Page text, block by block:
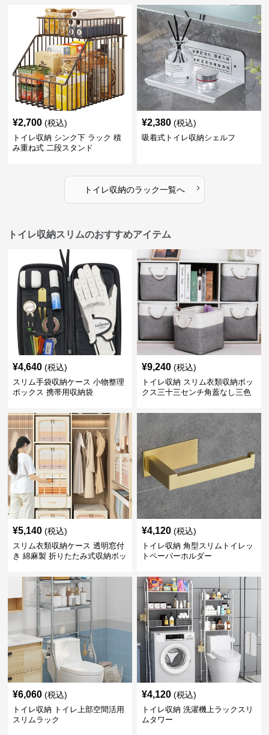
¥2,700 (税込)
トイレ収納 シンク下 ラック 積
み重ね式 二段スタンド
¥2,380 (税込)
吸着式トイレ収納シェルフ
トイレ収納のラック一覧へ ›
トイレ収納スリムのおすすめアイテム
¥4,640 (税込)
スリム手袋収納ケース 小物整理
ボックス 携帯用収納袋
¥9,240 (税込)
トイレ収納 スリム衣類収納ボッ
クス三十三センチ角蓋なし三色
¥5,140 (税込)
スリム衣類収納ケース 透明窓付
き 綿麻製 折りたたみ式収納ボッ
¥4,120 (税込)
トイレ収納 角型スリムトイレッ
トペーパーホルダー
¥6,060 (税込)
トイレ収納 トイレ上部空間活用
スリムラック
¥4,120 (税込)
トイレ収納 洗濯機上ラックスリ
ムタワー